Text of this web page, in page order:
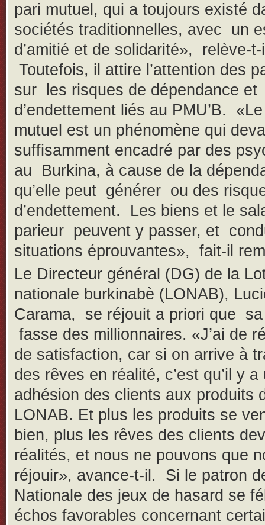
pari mutuel, qui a toujours existé
sociétés traditionnelles, avec un
d’amitié et de solidarité», relève-t-
Toutefois, il attire l’attention des
sur les risques de dépendance et
d’endettement liés au PMU’B.
mutuel est un phénomène qui
suffisamment encadré par des
au Burkina, à cause de la
qu’elle peut générer ou des
d’endettement. Les biens et le
parieur peuvent y passer, et
situations éprouvantes», fait-il
Le Directeur général (DG) de la
nationale burkinabè (LONAB),
Carama, se réjouit a priori que
fasse des millionnaires. «J’ai de
de satisfaction, car si on arrive à
des rêves en réalité, c’est qu’il y
adhésion des clients aux produits
LONAB. Et plus les produits se
bien, plus les rêves des clients
réalités, et nous ne pouvons que
réjouir», avance-t-il. Si le patron
Nationale des jeux de hasard se
échos favorables concernant